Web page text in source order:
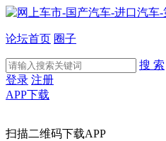
论坛首页 圈子
搜 索
登录 注册
APP下载
扫描二维码下载APP